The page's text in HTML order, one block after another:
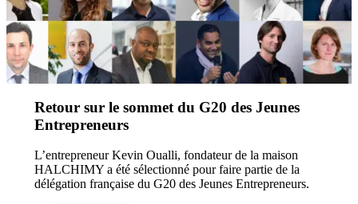
Retour sur le sommet du G20 des Jeunes
Entrepreneurs
L’entrepreneur Kevin Oualli, fondateur de la maison
HALCHIMY a été sélectionné pour faire partie de la
délégation française du G20 des Jeunes Entrepreneurs.